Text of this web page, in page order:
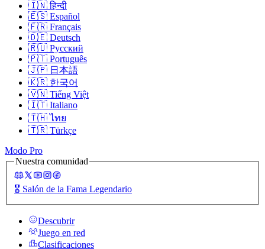
🇮🇳 हिन्दी
🇪🇸 Español
🇫🇷 Français
🇩🇪 Deutsch
🇷🇺 Русский
🇵🇹 Português
🇯🇵 日本語
🇰🇷 한국어
🇻🇳 Tiếng Việt
🇮🇹 Italiano
🇹🇭 ไทย
🇹🇷 Türkçe
Modo Pro
Nuestra comunidad
🎖️ Salón de la Fama Legendario
Descubrir
Juego en red
Clasificaciones